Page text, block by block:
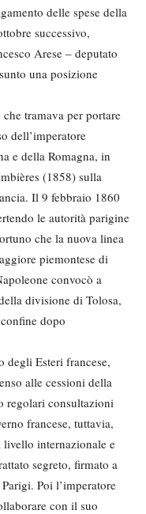
delle spese della
successivo,
Arese – deputato
una posizione
tramava per portare
dell’imperatore
e della Romagna, in
(1858) sulla
Il 9 febbraio 1860
le autorità parigine
che la nuova linea
piemontese di
convocò a
divisione di Tolosa,
dopo
degli Esteri francese,
alle cessioni della
regolari consultazioni
francese, tuttavia,
livello internazionale e
segreto, firmato a
Poi l’imperatore
con il suo